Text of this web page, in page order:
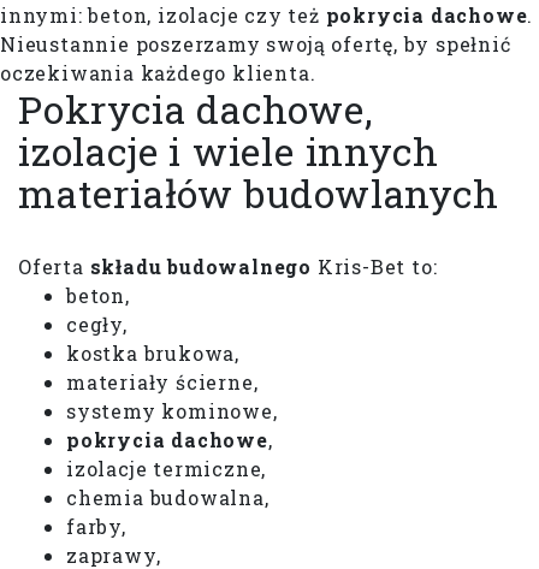
innymi: beton, izolacje czy też pokrycia dachowe.
Nieustannie poszerzamy swoją ofertę, by spełnić
oczekiwania każdego klienta.
Pokrycia dachowe,
izolacje i wiele innych
materiałów budowlanych
​Oferta składu budowalnego Kris-Bet to:
beton,
cegły,
kostka brukowa,
materiały ścierne,
systemy kominowe,
pokrycia dachowe,
izolacje termiczne,
chemia budowalna,
farby,
zaprawy,